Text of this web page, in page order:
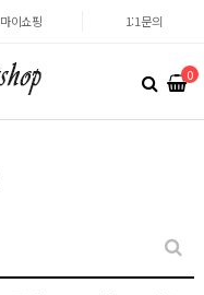
마이쇼핑 1:1문의
0